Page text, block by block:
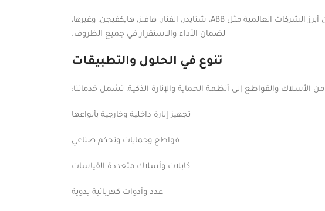
نوفّر منتجات عالية الجودة من أبرز الشركات العالمية مثل ABB، شنايدر، الفنار، هافلز، هايكفيجن، وغيرها،
لضمان الأداء والاستقرار في جميع الظروف.
تنوع في الحلول والتطبيقات
من الأسلاك والقواطع إلى أنظمة الحماية والإنارة الذكية، تشمل خدماتنا:
تجهيز إنارة داخلية وخارجية بأنواعها
قواطع وحمايات وتحكم صناعي
كابلات وأسلاك متعددة القياسات
عدد وأدوات كهربائية يدوية